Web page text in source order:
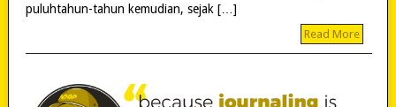
puluhtahun-tahun kemudian, sejak […]
Read More